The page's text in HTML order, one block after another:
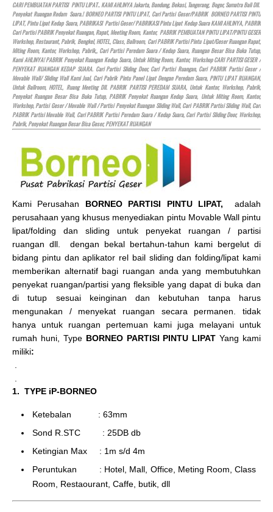
CARI PEMBUATAN PARTISI PINTU LIPAT.. KAMI AHLINYA Jakarta, Bandung, Bekasi, Tangerang, Bogor, Sumatra Bali Dll.
Penyekat Ruangan Redam Suara.! BORNEO PARTISI PINTU LIPAT, Cari Partisi Geser/PABRIK BORNEO PARTISI PINTU
LIPAT, Pintu Lipat Kedap Suara, PABRIKASI Partisi Geser/ PABRIKASI Pintu Lipat Kedap Suara KAMI AHLINYA, PABRIK
Cari Partisi PABRIK Penyekat Ruangan, Rapat, Meeting Room, Kantor, PABRIK PEMBUATAN PINTU LIPAT/PINTU GESER
Workshop, Restaurant, Pabrik, Bengkel,HOTEL, Class, Ballroom, Cari PABRIK Partisi Pintu Lipat/Geser Ruangan Rapat,
Miting Room, Kantor, Workshop, Pabrik,, Cari Partisi Peredam Suara / Kedap Suara, Ruangan Besar Bisa Buka Tutup,
Kami AHLINYA! PABRIK Penyekat Ruangan Kedap Suara, Untuk Miting Room, Kantor, Workshop CARI PARTISI GESER /
PENYEKAT RUANGAN KEDAP SUARA. Cari Partisi Sliding Door, Cari Partisi Ruangan, Cari PABRIK Partisi Geser /
Movable Wall/ Sliding Wall Kami Jual, Cari Pabrik Pintu Panel Lipat Dengan Peredam Suara, PINTU LIPAT RUANGAN,
Untuk Ballroom,HOTEL, Ruang Meeting Dll. PABRIK PARTISI PEREDAM SUARA, Untuk Kantor, Workshop, Pabrik,
Penyekat Ruangan Besar Bisa Buka Tutup, PABRIK Penyekat Ruangan Kedap Suara, Untuk Miting Room, Kantor,
Workshop, Partisi Geser / Movable Wall / Partisi Penyekat Ruangan Sliding Wall, Cari PABRIK Partisi Sliding Wall, Cari
PABRIK Partisi Movable Wall, Cari PABRIK Partisi Peredam Suara / Kedap Suara, Cari Partisi Sliding Door, Workshop,
Pabrik, Penyekat Ruangan Besar Bisa Geser, PENYEKAT RUANGAN
Kami Perusahan BORNEO PARTISI PINTU LIPAT, adalah
perusahaan yang khusus menyediakan pintu Movable Wall pintu
lipat/folding dan sliding untuk penyekat ruangan / partisi
ruangan dll. dengan bekal bertahun-tahun kami bergelut di
bidang pintu dan aplikator rel bail sliding dan folding/lipat kami
memberikan alternatif bagi ruangan anda yang membutuhkan
penyekat ruangan/partisi yang fleksible yang dapat di buka dan
di tutup sesuai keinginan dan kebutuhan tanpa harus
mengunakan / menyekat ruangan secara permanen. tidak
hanya untuk ruangan pertemuan kami juga melayani untuk
rumah huni, Type BORNEO PARTISI PINTU LIPAT Yang kami
miliki:
1. TYPE iP-BORNEO
Ketebalan : 63mm
Sond R.STC : 25DB db
Ketingian Max : 1m s/d 4m
Peruntukan : Hotel, Mall, Office, Meting Room, Class
Room, Restaourant, Caffe, butik, dll